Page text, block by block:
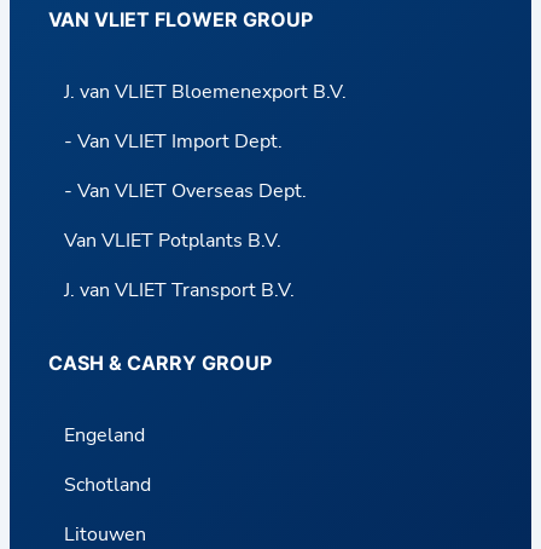
VAN VLIET FLOWER GROUP
J. van VLIET Bloemenexport B.V.
- Van VLIET Import Dept.
- Van VLIET Overseas Dept.
Van VLIET Potplants B.V.
J. van VLIET Transport B.V.
CASH & CARRY GROUP
Engeland
Schotland
Litouwen